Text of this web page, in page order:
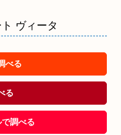
ヴィータ
べる
る
調べる